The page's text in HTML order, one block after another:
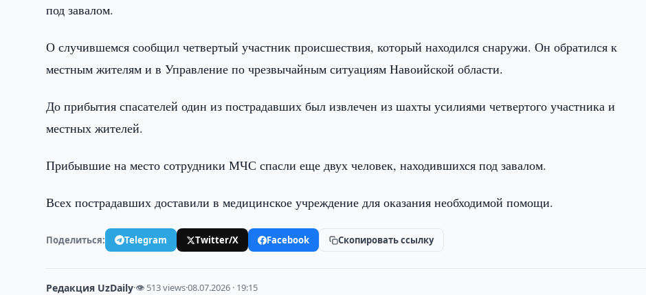
под завалом.
О случившемся сообщил четвертый участник происшествия, который находился снаружи. Он обратился к
местным жителям и в Управление по чрезвычайным ситуациям Навоийской области.
До прибытия спасателей один из пострадавших был извлечен из шахты усилиями четвертого участника и
местных жителей.
Прибывшие на место сотрудники МЧС спасли еще двух человек, находившихся под завалом.
Всех пострадавших доставили в медицинское учреждение для оказания необходимой помощи.
Поделиться: Telegram Twitter/X Facebook Скопировать ссылку
Редакция UzDaily·👁 513 views·08.07.2026 · 19:15